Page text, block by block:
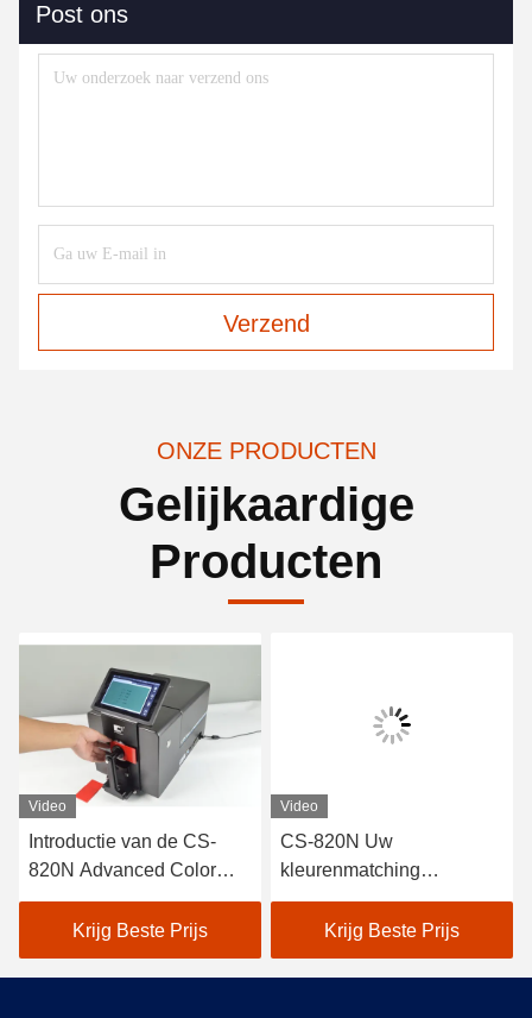
Post ons
Verzend
ONZE PRODUCTEN
Gelijkaardige
Producten
Video
Introductie van de CS-
820N Advanced Color
Matching
Spectrophotometer
Krijg Beste Prijs
Video
CS-820N Uw
kleurenmatching
spectrophotometer
oplossingKrijg Beste Prijs